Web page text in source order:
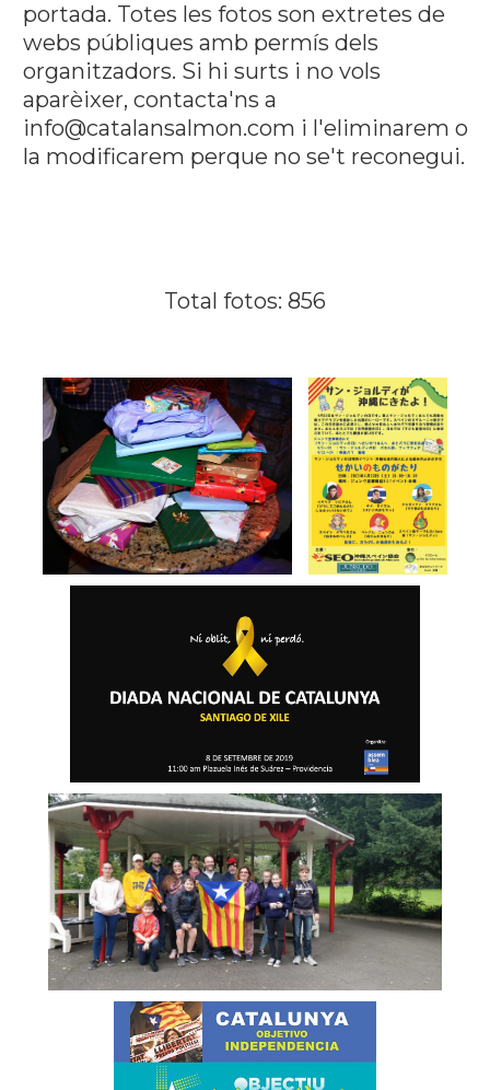
portada. Totes les fotos son extretes de
webs públiques amb permís dels
organitzadors. Si hi surts i no vols
aparèixer, contacta'ns a
info@catalansalmon.com i l'eliminarem o
la modificarem perque no se't reconegui.
Total fotos: 856